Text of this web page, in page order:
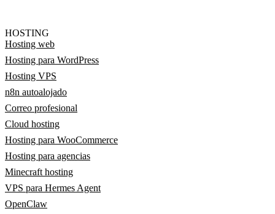
HOSTING
Hosting web
Hosting para WordPress
Hosting VPS
n8n autoalojado
Correo profesional
Cloud hosting
Hosting para WooCommerce
Hosting para agencias
Minecraft hosting
VPS para Hermes Agent
OpenClaw